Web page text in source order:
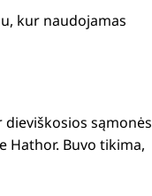
kur naudojamas
sąmonės
Hathor. Buvo tikima,